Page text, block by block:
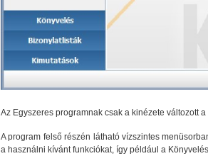
Az Egyszeres programnak csak a kinézete változott
A program felső részén látható vízszintes
a használni kívánt funkciókat, így például a